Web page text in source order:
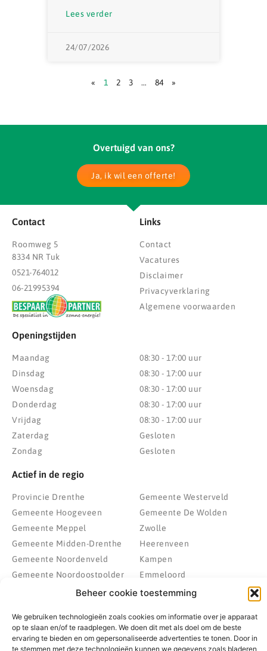
Beheer cookie toestemming
We gebruiken technologieën zoals cookies om informatie over je apparaat
op te slaan en/of te raadplegen. We doen dit met als doel om de beste
ervaring te bieden en om gepersonaliseerde advertenties te tonen. Door in
te stemmen met deze technologieën kunnen we gegevens zoals bladeren
Lees verder
24/07/2026
« 1 2 3 … 84 »
Overtuigd van ons?
Ja, ik wil een offerte!
Contact
Roomweg 5
8334 NR Tuk
0521-764012
06-21995394
Links
Contact
Vacatures
Disclaimer
Privacyverklaring
Algemene voorwaarden
Openingstijden
Maandag
Dinsdag
Woensdag
Donderdag
Vrijdag
Zaterdag
Zondag
08:30 - 17:00 uur
08:30 - 17:00 uur
08:30 - 17:00 uur
08:30 - 17:00 uur
08:30 - 17:00 uur
Gesloten
Gesloten
Actief in de regio
Provincie Drenthe
Gemeente Hoogeveen
Gemeente Meppel
Gemeente Midden-Drenthe
Gemeente Noordenveld
Gemeente Noordoostpolder
Gemeente Steenwijkerland
Gemeente Westerveld
Gemeente De Wolden
Zwolle
Heerenveen
Kampen
Emmeloord
Wolvega